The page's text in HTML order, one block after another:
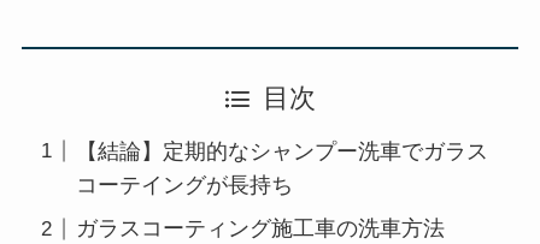
目次
【結論】定期的なシャンプー洗車でガラス
コーテイングが長持ち
ガラスコーティング施工車の洗車方法